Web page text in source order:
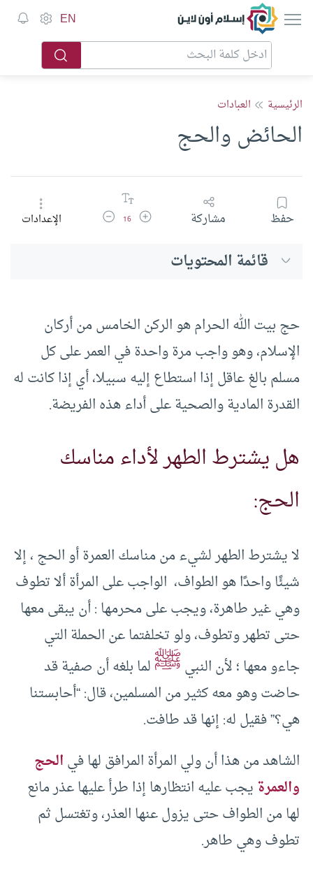
إسلام أون لاين EN
الرئيسية العبادات
الحائض والحج
حفظ مشاركة زيادة حجم الخط
16 تقليل حجم الخطالإعدادات
قائمة المحتويات
حج بيت الله الحرام هو الركن الخامس من أركان
الإسلام، وهو واجب مرة واحدة في العمر على كل
مسلم بالغ عاقل إذا استطاع إليه سبيلا، أي إذا كانت له
القدرة المادية والصحية على أداء هذه الفريضة.
هل يشترط الطهر لأداء مناسك
الحج:
لا يشترط الطهر لشيء من مناسك العمرة أو الحج ، إلا
شيئًا واحدًا هو الطواف، الواجب على المرأة ألا تطوف
وهي غير طاهرة، ويجب على محرمها : أن يبقى معها
حتى تطهر وتطوف، ولو تخلفتما عن الحملة التي
جاءو معها ؛ لأن النبيﷺلما بلغه أن صفية قد
حاضت وهو معه كثير من المسلمين، قال: “أحابستنا
هي؟” فقيل له: إنها قد طافت.
الشاهد من هذا أن ولي المرأة المرافق لها فيالحج
والعمرةيجب عليه انتظارها إذا طرأ عليها عذر مانع
لها من الطواف حتى يزول عنها العذر، وتغتسل ثم
تطوف وهي طاهر.